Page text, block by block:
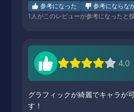
参考になった
参考にならな
1 人がこのレビューが参考になったと
4.0
グラフィックが綺麗でキャラが
す！